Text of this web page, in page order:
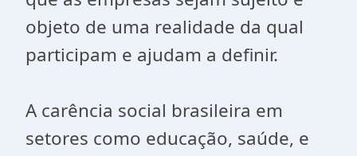
objeto de uma realidade da qual
participam e ajudam a definir.
A carência social brasileira em
setores como educação, saúde, e